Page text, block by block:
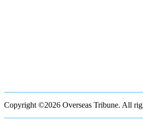
Copyright ©2026 Overseas Tribune. All